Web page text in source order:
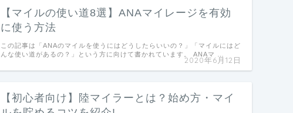
【マイルの使い道8選】ANAマイレージを有効
に使う方法
2020年6月12日
この記事は「ANAのマイルを使うにはどうしたらいいの？」「マイルにはど
んな使い道があるの？」という方に向けて書かれています。 ANAマ …
【初心者向け】陸マイラーとは？始め方・マイ